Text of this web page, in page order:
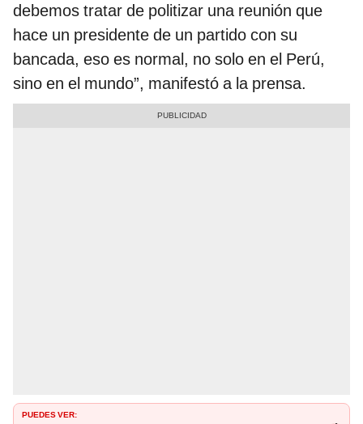
debemos tratar de politizar una reunión que
hace un presidente de un partido con su
bancada, eso es normal, no solo en el Perú,
sino en el mundo”, manifestó a la prensa.
PUEDES VER: